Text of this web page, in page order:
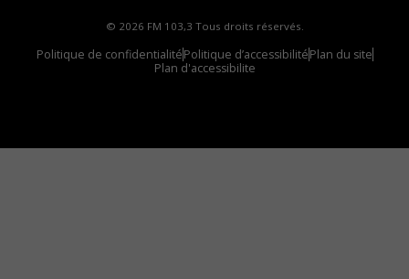
© 2026 FM 103,3 Tous droits réservés.
Politique de confidentialitéPolitique d’accessibilitéPlan du site
Plan d'accessibilite